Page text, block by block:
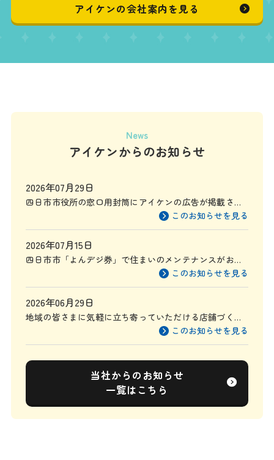
アイケンの会社案内を見る
News
アイケンからのお知らせ
2026年07月29日
四日市市役所の窓口用封筒にアイケンの広告が掲載され
このお知らせを見る
2026年07月15日
四日市市「よんデジ券」で住まいのメンテナンスがお得
このお知らせを見る
2026年06月29日
地域の皆さまに気軽に立ち寄っていただける店舗づくり
このお知らせを見る
当社からのお知らせ
一覧はこちら